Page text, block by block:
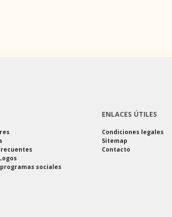
sociales
ENLACES ÚTILES
Condiciones legales
Sitemap
Contacto